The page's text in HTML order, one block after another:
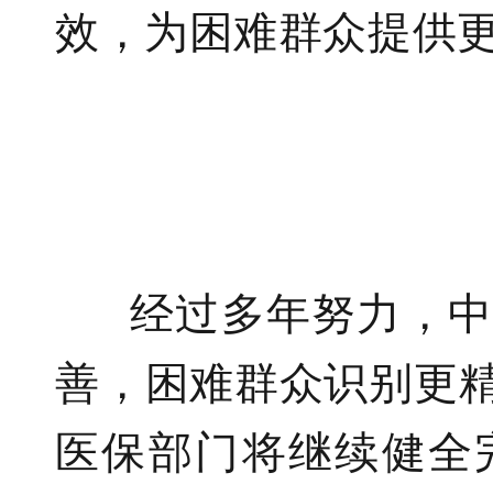
效，为困难群众提供
经过多年努力，
善 ， 困难群众识别更
医保部门将继续健全